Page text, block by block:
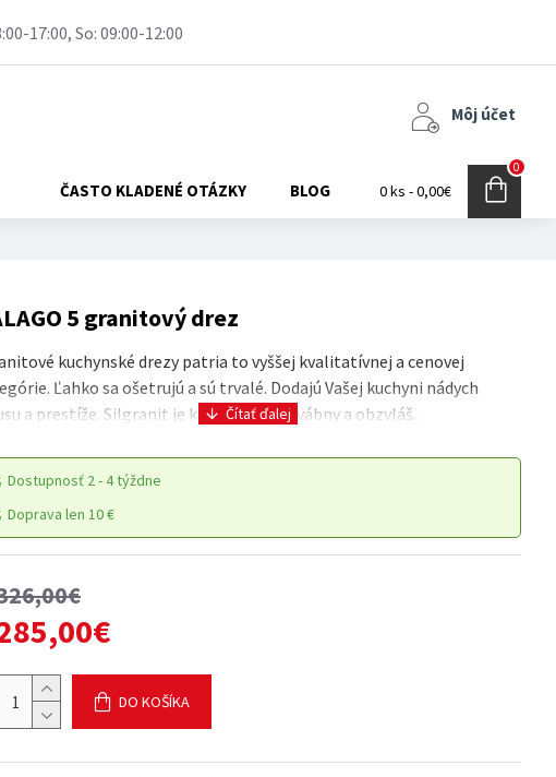
17:00, So: 09:00-12:00
Môj účet
ČASTO KLADENÉ OTÁZKY BLOG 0 ks - 0,00€
0
5 granitový drez
kuchynské drezy patria to vyššej kvalitatívnej a cenovej
Ľahko sa ošetrujú a sú trvalé. Dodajú Vašej kuchyni nádych
a prestíže. Silgranit je kamenito-hodvábny a obzvláš..
Dostupnosť 2 - 4 týždne
Doprava len 10 €
DO KOŠÍKA